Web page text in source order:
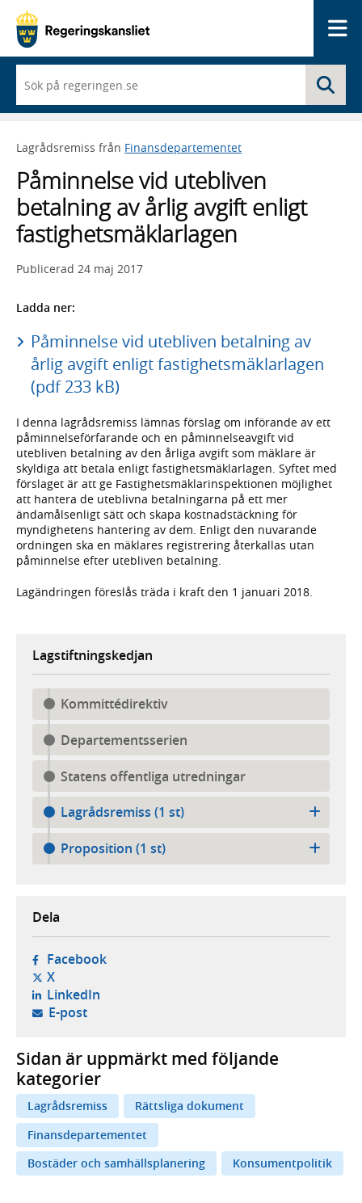
du
börjar
skriva
framträder
lista
med
sökförslag
Lagrådsremiss från Finansdepartementet
Påminnelse vid utebliven
betalning av årlig avgift enligt
fastighetsmäklarlagen
Publicerad 24 maj 2017
Ladda ner:
Påminnelse vid utebliven betalning av
årlig avgift enligt fastighetsmäklarlagen
(pdf 233 kB)
I denna lagrådsremiss lämnas förslag om införande av ett
påminnelseförfarande och en påminnelseavgift vid
utebliven betalning av den årliga avgift som mäklare är
skyldiga att betala enligt fastighetsmäklarlagen. Syftet med
förslaget är att ge Fastighetsmäklarinspektionen möjlighet
att hantera de uteblivna betalningarna på ett mer
ändamålsenligt sätt och skapa kostnadstäckning för
myndighetens hantering av dem. Enligt den nuvarande
ordningen ska en mäklares registrering återkallas utan
påminnelse efter utebliven betalning.
Lagändringen föreslås träda i kraft den 1 januari 2018.
Lagstiftningskedjan
Kommittédirektiv
Departementsserien
Statens offentliga utredningar
Lagrådsremiss (1 st)
Proposition (1 st)
Dela
Facebook- öppnas i ny flik, extern webbplats,
X- öppnas i ny flik, extern webbplats,
LinkedIn- öppnas i ny flik, extern webbplats,
E-post- öppnar din e-postklient,
Sidan är uppmärkt med följande
kategorier
Lagrådsremiss
Rättsliga dokument
Finansdepartementet
Bostäder och samhällsplanering
Konsumentpolitik